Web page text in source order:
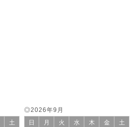
◎2026年9月
日
月 火 水 木 金
土
土